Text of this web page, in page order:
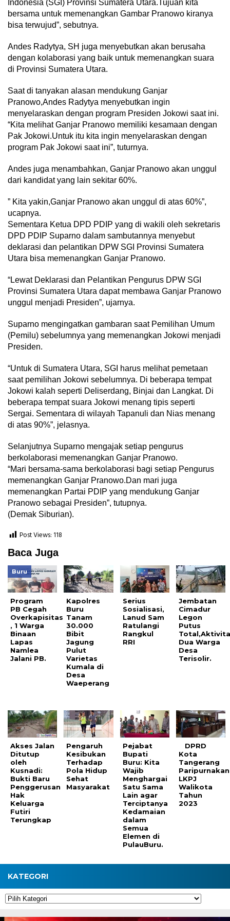
Indonesia (SGI) Provinsi Sumatera Utara.Tujuan kita
bersama untuk memenangkan Gambar Pranowo kiranya
bisa terwujud”, sebutnya.
Andes Radytya, SH juga menyebutkan akan berusaha
dengan kolaborasi yang baik untuk memenangkan suara
di Provinsi Sumatera Utara.
Saat di tanyakan alasan mendukung Ganjar
Pranowo,Andes Radytya menyebutkan ingin
menyelaraskan dengan program Presiden Jokowi saat ini.
“Kita melihat Ganjar Pranowo memiliki kesamaan dengan
Pak Jokowi.Untuk itu kita ingin menyelaraskan dengan
program Pak Jokowi saat ini”, tuturnya.
Andes juga menambahkan, Ganjar Pranowo akan unggul
dari kandidat yang lain sekitar 60%.
” Kita yakin,Ganjar Pranowo akan unggul di atas 60%”,
ucapnya.
Sementara Ketua DPD PDIP yang di wakili oleh sekretaris
DPD PDIP Suparno dalam sambutannya menyebut
deklarasi dan pelantikan DPW SGI Provinsi Sumatera
Utara bisa memenangkan Ganjar Pranowo.
“Lewat Deklarasi dan Pelantikan Pengurus DPW SGI
Provinsi Sumatera Utara dapat membawa Ganjar Pranowo
unggul menjadi Presiden”, ujarnya.
Suparno mengingatkan gambaran saat Pemilihan Umum
(Pemilu) sebelumnya yang memenangkan Jokowi menjadi
Presiden.
“Untuk di Sumatera Utara, SGI harus melihat pemetaan
saat pemilihan Jokowi sebelumnya. Di beberapa tempat
Jokowi kalah seperti Deliserdang, Binjai dan Langkat. Di
beberapa tempat suara Jokowi menang tipis seperti
Sergai. Sementara di wilayah Tapanuli dan Nias menang
di atas 90%”, jelasnya.
Selanjutnya Suparno mengajak setiap pengurus
berkolaborasi memenangkan Ganjar Pranowo.
“Mari bersama-sama berkolaborasi bagi setiap Pengurus
memenangkan Ganjar Pranowo.Dan mari juga
memenangkan Partai PDIP yang mendukung Ganjar
Pranowo sebagai Presiden”, tutupnya.
(Demak Siburian).
Post Views: 118
Baca Juga
Buru
Program
PB Cegah
Overkapisitas
, 1 Warga
Binaan
Lapas
Namlea
Jalani PB.
Kapolres
Buru
Tanam
30.000
Bibit
Jagung
Pulut
Varietas
Kumala di
Desa
Waeperang
Serius
Sosialisasi,
Lanud Sam
Ratulangi
Rangkul
RRI
Jembatan
Cimadur
Legon
Putus
Dua Warga
Desa
Terisolir.
Akses Jalan
Ditutup
oleh
Kusnadi:
Bukti Baru
Penggerusan
Hak
Keluarga
Futiri
Terungkap
Pengaruh
Kesibukan
Terhadap
Pola Hidup
Sehat
Masyarakat
Pejabat
Bupati
Buru: Kita
Wajib
Menghargai
Satu Sama
Lain agar
Terciptanya
Kedamaian
dalam
Semua
Elemen di
PulauBuru.
DPRD
Kota
Tangerang
Paripurnakan
LKPJ
Walikota
Tahun
2023
KATEGORI
Kategori